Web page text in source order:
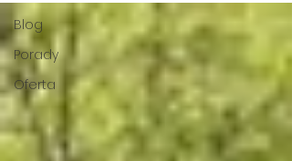
Blog
Porady
Oferta